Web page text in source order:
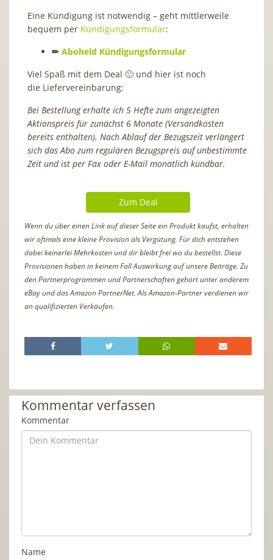
Eine Kündigung ist notwendig – geht mittlerweile
bequem per Kündigungsformular:
✏ Aboheld Kündigungsformular
Viel Spaß mit dem Deal 🙂 und hier ist noch
die Liefervereinbarung:
Bei Bestellung erhalte ich 5 Hefte zum angezeigten
Aktionspreis für zunächst 6 Monate (Versandkosten
bereits enthalten). Nach Ablauf der Bezugszeit verlängert
sich das Abo zum regulären Bezugspreis auf unbestimmte
Zeit und ist per Fax oder E-Mail monatlich kündbar.
Zum Deal
Wenn du über einen Link auf dieser Seite ein Produkt kaufst, erhalten
wir oftmals eine kleine Provision als Vergütung. Für dich entstehen
dabei keinerlei Mehrkosten und dir bleibt frei wo du bestellst. Diese
Provisionen haben in keinem Fall Auswirkung auf unsere Beiträge. Zu
den Partnerprogrammen und Partnerschaften gehört unter anderem
eBay und das Amazon PartnerNet. Als Amazon-Partner verdienen wir
an qualifizierten Verkäufen.
Kommentar verfassen
Kommentar
Name